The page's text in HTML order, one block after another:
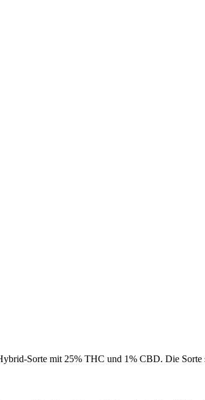
Sorte mit 25% THC und 1% CBD. Die Sorte